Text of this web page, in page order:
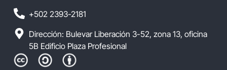
+502 2393-2181
Dirección: Bulevar Liberación 3-52, zona 13, oficina
5B Edificio Plaza Profesional